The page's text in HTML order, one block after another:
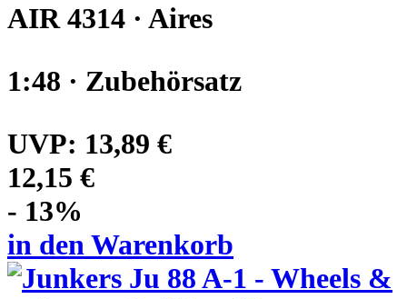
AIR 4314 · Aires
1:48 · Zubehörsatz
UVP: 13,89 €
12,15 €
- 13%
in den Warenkorb